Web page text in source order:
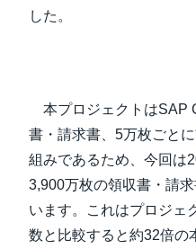
した。
本プロジェクトはSAP
書・請求書、5万枚ごと
組みであるため、今回は
3,900万枚の領収書・請
います。これはプロジェ
数と比較すると約32倍の